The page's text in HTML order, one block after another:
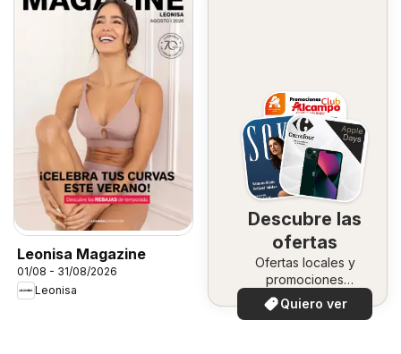
Leonisa Magazine
01/08 - 31/08/2026
Leonisa
Descubre las
ofertas
Ofertas locales y
promociones
especiales.
Quiero ver